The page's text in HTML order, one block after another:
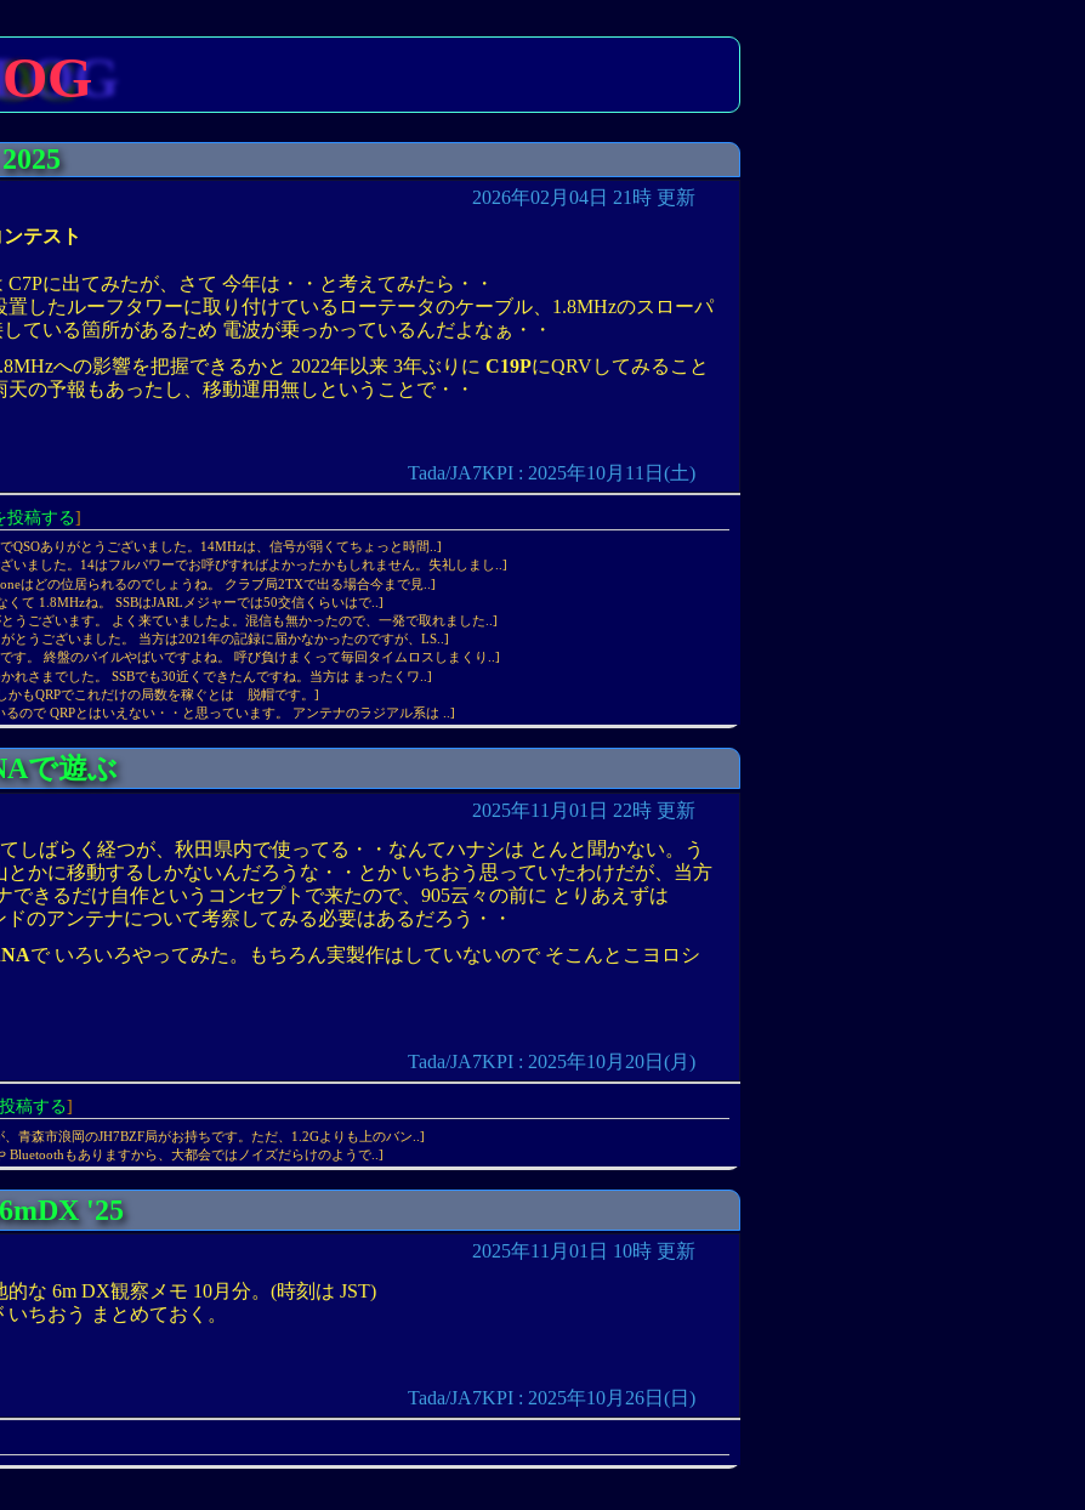
2026年02月04日 21時 更新
テスト
C7Pに出てみたが、さて 今年は・・と考えてみたら・・
置したルーフタワーに取り付けているローテータのケーブル、1.8MHzのスローパ
ている箇所があるため 電波が乗っかっているんだよなぁ・・
への影響を把握できるかと 2022年以来 3年ぶりに C19PにQRVしてみること
天の予報もあったし、移動運用無しということで・・
Tada/JA7KPI : 2025年10月11日(土)
投稿する]
QSOありがとうございました。14MHzは、信号が弱くてちょっと時間..]
いました。14はフルパワーでお呼びすればよかったかもしれません。失礼しまし..]
はどの位居られるのでしょうね。 クラブ局2TXで出る場合今まで見..]
くて 1.8MHzね。 SSBはJARLメジャーでは50交信くらいはで..]
うございます。 よく来ていましたよ。混信も無かったので、一発で取れました..]
とうございました。 当方は2021年の記録に届かなかったのですが、LS..]
す。 終盤のパイルやばいですよね。 呼び負けまくって毎回タイムロスしまくり..]
[ETPさん おつかれさまでした。 SSBでも30近くできたんですね。当方は まったくワ..]
かもQRPでこれだけの局数を稼ぐとは 脱帽です。]
[5Wも出しているので QRPとはいえない・・と思っています。 アンテナのラジアル系は ..]
で遊ぶ
2025年11月01日 22時 更新
しばらく経つが、秋田県内で使ってる・・なんてハナシは とんと聞かない。う
とかに移動するしかないんだろうな・・とか いちおう思っていたわけだが、当方
できるだけ自作というコンセプトで来たので、905云々の前に とりあえずは
ドのアンテナについて考察してみる必要はあるだろう・・
で いろいろやってみた。もちろん実製作はしていないので そこんとこヨロシ
Tada/JA7KPI : 2025年10月20日(月)
稿する]
青森市浪岡のJH7BZF局がお持ちです。ただ、1.2Gよりも上のバン..]
Bluetoothもありますから、大都会ではノイズだらけのようで..]
'25
2025年11月01日 10時 更新
な 6m DX観察メモ 10月分。(時刻は JST)
ちおう まとめておく。
Tada/JA7KPI : 2025年10月26日(日)